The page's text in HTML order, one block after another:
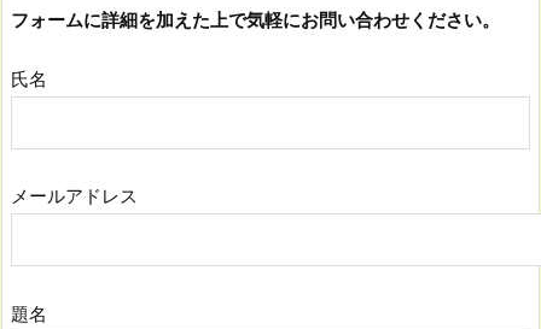
フォームに詳細を加えた上で気軽にお問い合わせください。
氏名
メールアドレス
題名